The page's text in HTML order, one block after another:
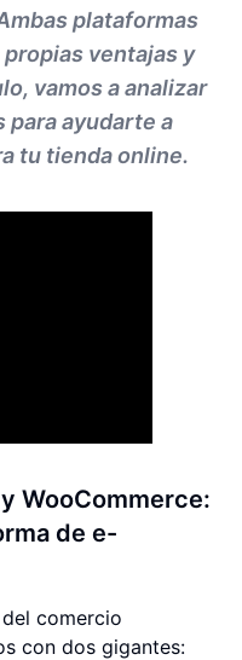
plataformas
ventajas y
vamos a analizar
para ayudarte a
tu tienda online.
WooCommerce:
de e-
comercio
con dos gigantes: